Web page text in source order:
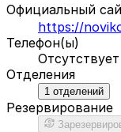
Официальный
https://
Телефон(ы)
Отсутствует
Отделения
1 отделений
Резервирование